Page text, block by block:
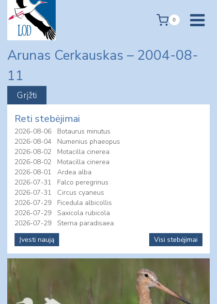
content
0
Arunas Cerkauskas – 2004-08-
11
Reti stebėjimai
2026-08-06
Botaurus minutus
2026-08-04
Numenius phaeopus
2026-08-02
Motacilla cinerea
2026-08-02
Motacilla cinerea
2026-08-01
Ardea alba
2026-07-31
Falco peregrinus
2026-07-31
Circus cyaneus
2026-07-29
Ficedula albicollis
2026-07-29
Saxicola rubicola
2026-07-29
Sterna paradisaea
Įvesti naują
Visi stebėjimai